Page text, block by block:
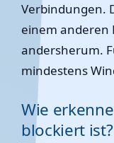
Verbindungen.
einem anderen
andersherum.
mindestens
Wie
blockiert ist?